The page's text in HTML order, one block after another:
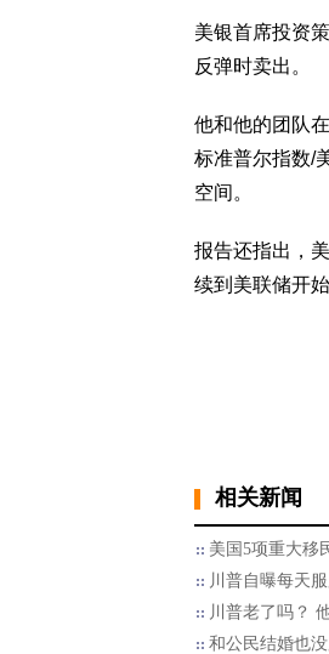
美银首席投资
反弹时卖出。
他和他的团队
标准普尔指数/
空间。
报告还指出，
续到美联储开
相关新闻
美国5项重大移
川普自曝每天
川普老了吗？
和公民结婚也